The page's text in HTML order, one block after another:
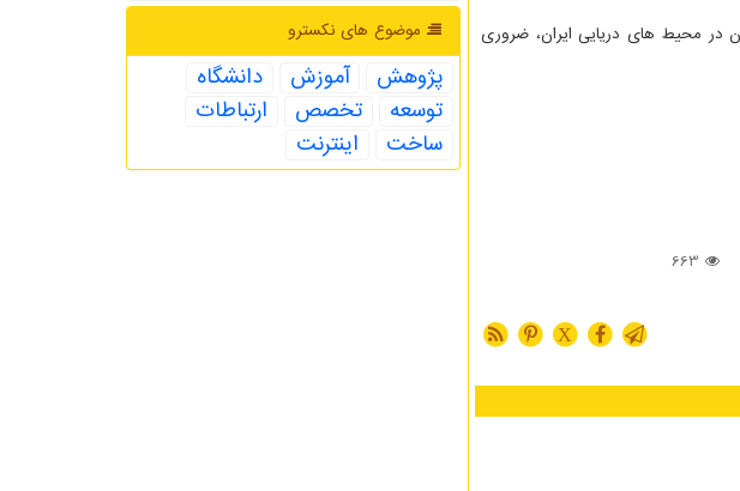
در محیط های دریایی ایران، ضروری
663
X
موضوع های نكسترو
پژوهش آموزش
دانشگاه
توسعه
تخصص
ارتباطات
ساخت
اینترنت